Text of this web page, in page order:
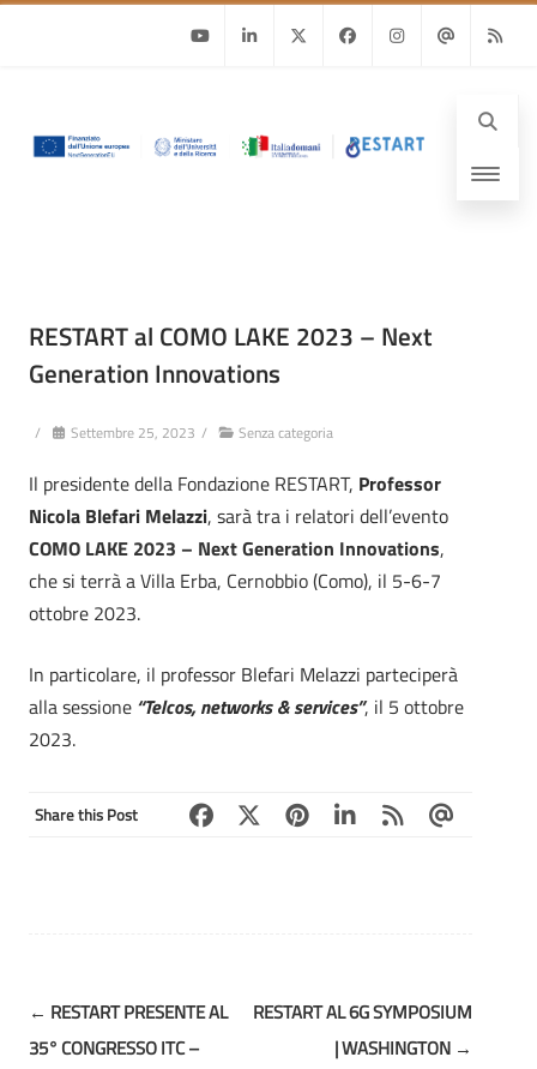
RESTART al COMO LAKE 2023 – Next
Generation Innovations
/ Settembre 25, 2023 / Senza categoria
Il presidente della Fondazione RESTART, Professor
Nicola Blefari Melazzi, sarà tra i relatori dell’evento
COMO LAKE 2023 – Next Generation Innovations,
che si terrà a Villa Erba, Cernobbio (Como), il 5-6-7
ottobre 2023.
In particolare, il professor Blefari Melazzi parteciperà
alla sessione “Telcos, networks & services”, il 5 ottobre
2023.
Share this Post
Post
navigation
← RESTART PRESENTE AL
35° CONGRESSO ITC –
RESTART AL 6G SYMPOSIUM
| WASHINGTON →